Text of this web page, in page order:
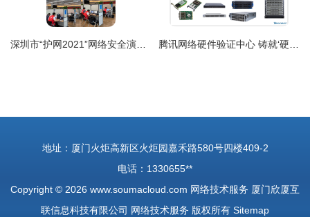
地址：厦门火炬高新区火炬园嘉禾路580号四楼409-2
电话：1330655**
Copyright © 2026 www.soumacloud.com 网络技术服务 厦门欣厦互
联信息科技有限公司 网络技术服务 版权所有 Sitemap